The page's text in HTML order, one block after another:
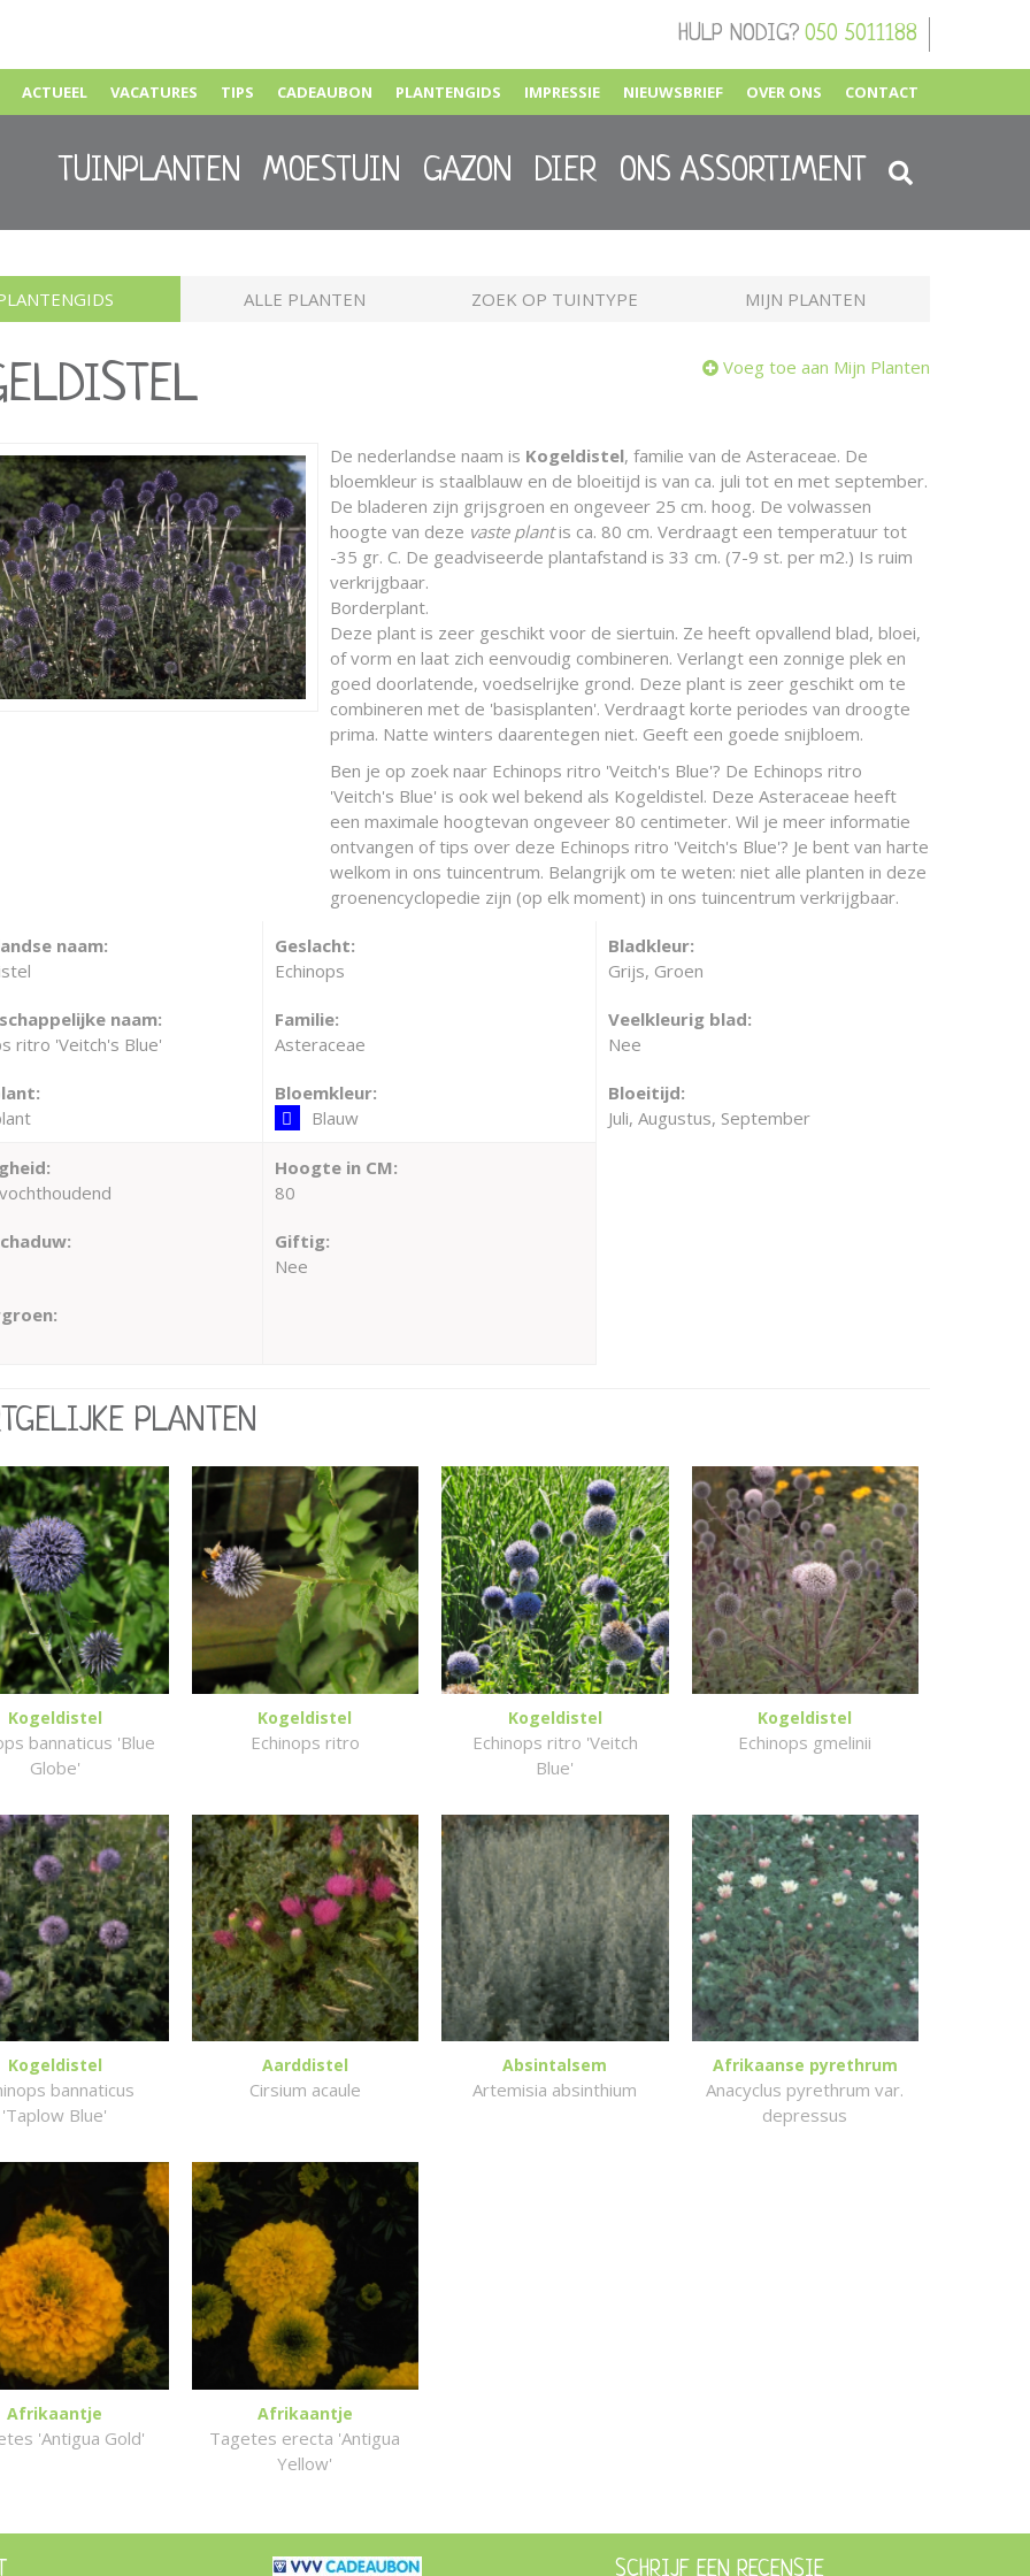
HULP NODIG? 050 5011188
ACTUEEL VACATURES TIPS CADEAUBON PLANTENGIDS IMPRESSIE NIEUWSBRIEF OVER ONS CONTACT
TUINPLANTEN MOESTUIN GAZON DIER ONS ASSORTIMENT
ALLE PLANTEN ZOEK OP TUINTYPE MIJN PLANTEN
Voeg toe aan Mijn Planten
De nederlandse naam is Kogeldistel, familie van de Asteraceae. De
bloemkleur is staalblauw en de bloeitijd is van ca. juli tot en met september.
De bladeren zijn grijsgroen en ongeveer 25 cm. hoog. De volwassen
hoogte van deze vaste plantis ca. 80 cm. Verdraagt een temperatuur tot
-35 gr. C. De geadviseerde plantafstand is 33 cm. (7-9 st. per m2.) Is ruim
verkrijgbaar.
Borderplant.
Deze plant is zeer geschikt voor de siertuin. Ze heeft opvallend blad, bloei,
of vorm en laat zich eenvoudig combineren. Verlangt een zonnige plek en
goed doorlatende, voedselrijke grond. Deze plant is zeer geschikt om te
combineren met de 'basisplanten'. Verdraagt korte periodes van droogte
prima. Natte winters daarentegen niet. Geeft een goede snijbloem.
Ben je op zoek naar Echinops ritro 'Veitch's Blue'? De Echinops ritro
'Veitch's Blue' is ook wel bekend als Kogeldistel. Deze Asteraceae heeft
een maximale hoogtevan ongeveer 80 centimeter. Wil je meer informatie
ontvangen of tips over deze Echinops ritro 'Veitch's Blue'? Je bent van harte
welkom in ons tuincentrum. Belangrijk om te weten: niet alle planten in deze
groenencyclopedie zijn (op elk moment) in ons tuincentrum verkrijgbaar.
naam:
naam:
ritro 'Veitch's Blue'
Geslacht:
Echinops
Familie:
Asteraceae
Bloemkleur:
Blauw
Bladkleur:
Grijs, Groen
Veelkleurig blad:
Nee
Bloeitijd:
Juli, Augustus, September
Hoogte in CM:
80
Giftig:
Nee
PLANTEN
Kogeldistel
bannaticus 'Blue
Globe'
Kogeldistel
Echinops ritro
Kogeldistel
Echinops ritro 'Veitch
Blue'
Kogeldistel
Echinops gmelinii
Kogeldistel
bannaticus
'Taplow Blue'
Aarddistel
Cirsium acaule
Absintalsem
Artemisia absinthium
Afrikaanse pyrethrum
Anacyclus pyrethrum var.
depressus
Afrikaantje
'Antigua Gold'
Afrikaantje
Tagetes erecta 'Antigua
Yellow'
SCHRIJF EEN RECENSIE